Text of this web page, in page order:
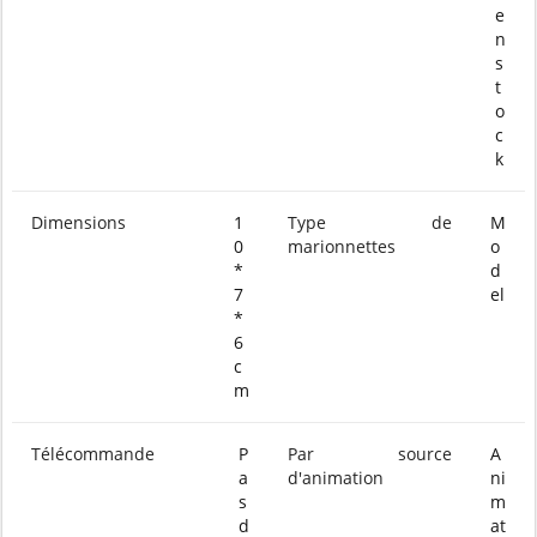
e
n
s
t
o
c
k
Dimensions
1
0
*
7
*
6
c
m
Type de
marionnettes
M
o
d
el
Télécommande
P
a
s
d
Par source
d'animation
A
ni
m
at